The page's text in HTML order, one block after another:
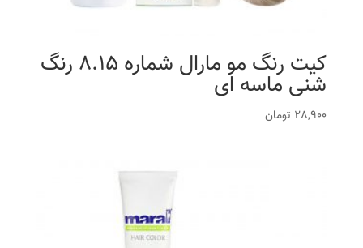
کیت رنگ مو مارال شماره 8.15 رنگ
شنی ماسه ای
28,900 تومان